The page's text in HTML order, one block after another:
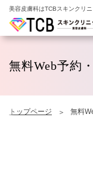
美容皮膚科はTCBスキンクリニ
無料Web予約
トップページ 無料